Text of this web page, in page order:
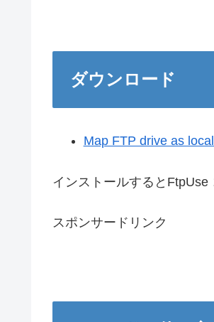
ダウンロード
Map FTP drive as
インストールするとFtpUse
スポンサードリンク